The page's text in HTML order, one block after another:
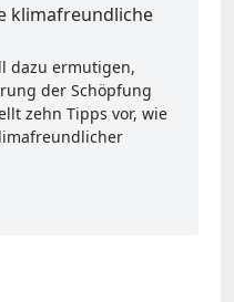
klimafreundliche
dazu ermutigen,
der Schöpfung
zehn Tipps vor, wie